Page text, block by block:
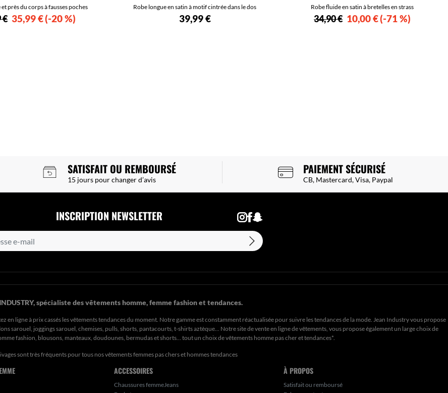
près du corps à fausses poches
€ 35,99 € -20 %
Robe longue en satin à motif cintrée dans le dos
39,99 €
Robe fluide en satin à bretelles en strass
34,90 € 10,00 € -71 %
SATISFAIT OU REMBOURSÉ
15 jours pour changer d’avis
PAIEMENT SÉCURISÉ
CB, Mastercard, Visa, Paypal
INSCRIPTION NEWSLETTER
spécialiste des vêtements homme, femme fashion et tendances.
en ligne à prix cassés les vêtements tendances du moment. Notre gamme est constamment réactualisée pour suivre les tendances de la mode. Jean Industry vous propose
sarouel, joggings sarouel, chemises, pulls, shorts, pantacourts, t-shirts aztèque... Notre site de vente en ligne de vêtements, vous propose également un large choix de
fashion, blousons, manteaux, doudounes, bermudas et shorts… tout un choix devêtements homme pas cher et tendances*.
sont très fréquents pour tous nosvêtements femmes pas cherset hommes tendances
ACCESSOIRES
Chaussures femmeJeans
À PROPOS
Satisfait ou remboursé